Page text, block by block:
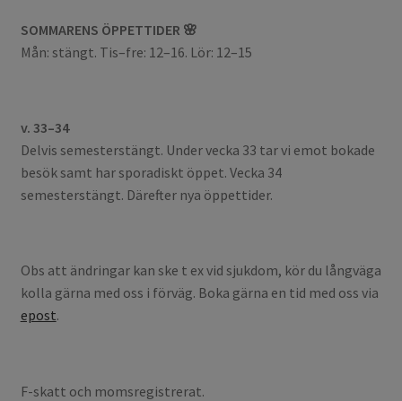
SOMMARENS ÖPPETTIDER 🌸
Mån: stängt. Tis–fre: 12–16. Lör: 12–15
v. 33–34
Delvis semesterstängt. Under vecka 33 tar vi emot bokade
besök samt har sporadiskt öppet. Vecka 34
semesterstängt. Därefter nya öppettider.
Obs att ändringar kan ske t ex vid sjukdom, kör du långväga
kolla gärna med oss i förväg. Boka gärna en tid med oss via
epost.
F-skatt och momsregistrerat.